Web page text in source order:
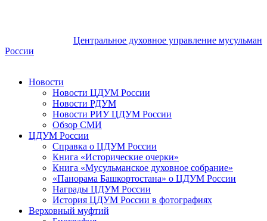
Центральное духовное управление мусульман
России
Новости
Новости ЦДУМ России
Новости РДУМ
Новости РИУ ЦДУМ России
Обзор СМИ
ЦДУМ России
Справка о ЦДУМ России
Книга «Исторические очерки»
Книга «Мусульманское духовное собрание»
«Панорама Башкортостана» о ЦДУМ России
Награды ЦДУМ России
История ЦДУМ России в фотографиях
Верховный муфтий